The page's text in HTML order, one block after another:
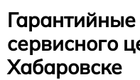
Гарантийные
сервисного
Хабаровске